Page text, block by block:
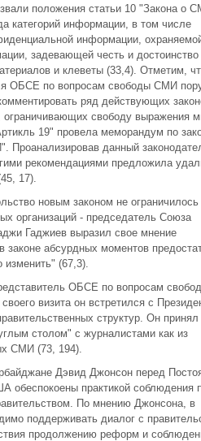
положения статьи 10 "Закона о
категорий информации, в том числе
информации,
задевающей честь и достоинство
и клеветы (33,4). Отметим,
ОБСЕ по вопросам свободы СМИ
ряд действующих
ограничивающих свободу выражения
19" провела меморандум по
Проанализировав данный
рекомендациями предложила
17).
новым законом не ограничилось
организаций - председатель Союза
Гаджиев выразил свое мнение
законе абсурдных моментов
изменить" (67,3).
ОБСЕ по вопросам
визита он встретился с
структур. Он принял
столом" с журналистами как из
СМИ (73, 194).
Дэвид Джонсон перед
обеспокоены практикой соблюдения
По мнению Джонсона, в
поддерживать диалог с
продолжению реформ и